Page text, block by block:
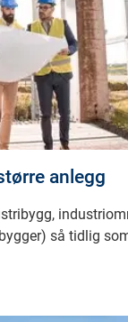
anlegg
så tidlig